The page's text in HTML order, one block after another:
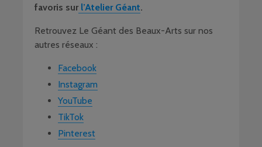
favoris surl’Atelier Géant.
Retrouvez Le Géant des Beaux-Arts sur nos
autres réseaux :
Facebook
Instagram
YouTube
TikTok
Pinterest